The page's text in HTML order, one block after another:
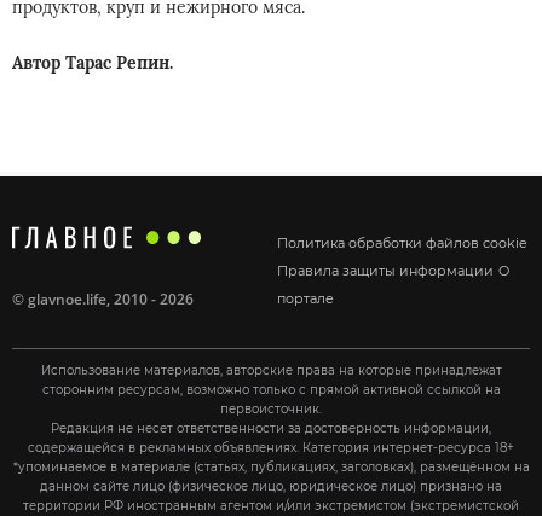
продуктов, круп и нежирного мяса.
Автор Тарас Репин.
Политика обработки файлов cookie
Правила защиты информации О
портале
©glavnoe.life, 2010 - 2026
Использование материалов, авторские права на которые принадлежат
сторонним ресурсам, возможно только с прямой активной ссылкой на
первоисточник.
Редакция не несет ответственности за достоверность информации,
содержащейся в рекламных объявлениях. Категория интернет-ресурса 18+
*упоминаемое в материале (статьях, публикациях, заголовках), размещённом на
данном сайте лицо (физическое лицо, юридическое лицо) признано на
территории РФ иностранным агентом и/или экстремистом (экстремистской